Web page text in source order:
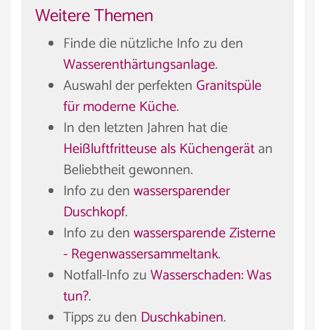
Weitere Themen
Finde die nützliche Info zu den
Wasserenthärtungsanlage.
Auswahl der perfektenGranitspüle
für moderne Küche.
In den letzten Jahren hat die
Heißluftfritteuse als Küchengerätan
Beliebtheit gewonnen.
Info zu denwassersparender
Duschkopf.
Info zu denwassersparende Zisterne
- Regenwassersammeltank.
Notfall-Info zuWasserschaden: Was
tun?.
Tipps zu den Duschkabinen.